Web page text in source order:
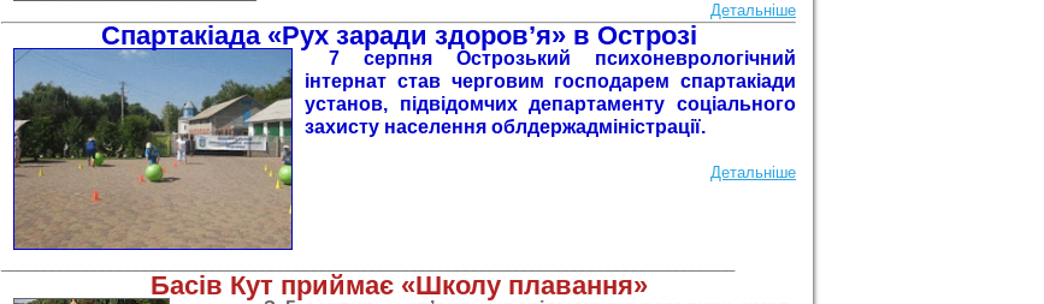
Детальніше
Спартакіада «Рух заради здоров’я» в Острозі
7 серпня Острозький психоневрологічний
інтернат став черговим господарем спартакіади
установ, підвідомчих департаменту соціального
захисту населення облдержадміністрації.
Детальніше
Басів Кут приймає «Школу плавання»